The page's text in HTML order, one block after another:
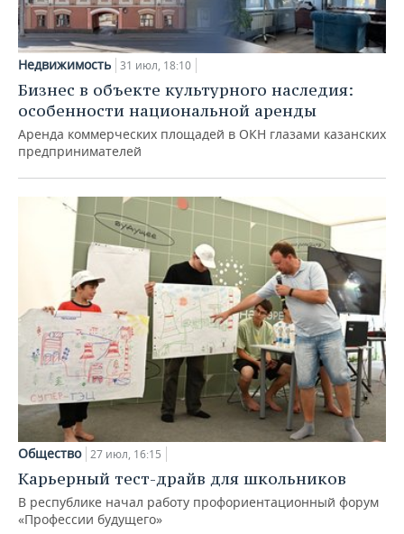
Недвижимость 31 июл, 18:10
Бизнес в объекте культурного наследия:
особенности национальной аренды
Аренда коммерческих площадей в ОКН глазами казанских
предпринимателей
Общество 27 июл, 16:15
Карьерный тест-драйв для школьников
В республике начал работу профориентационный форум
«Профессии будущего»